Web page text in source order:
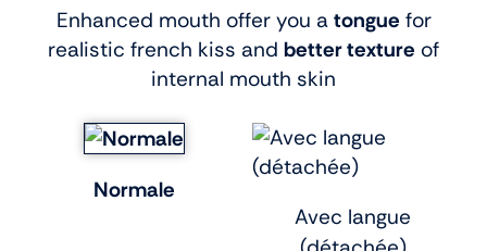
Enhanced mouth offer you a tongue for
realistic french kiss and better texture of
internal mouth skin
Normale
Avec langue